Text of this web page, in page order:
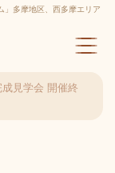
」多摩地区、西多摩エリア
見学会 開催終